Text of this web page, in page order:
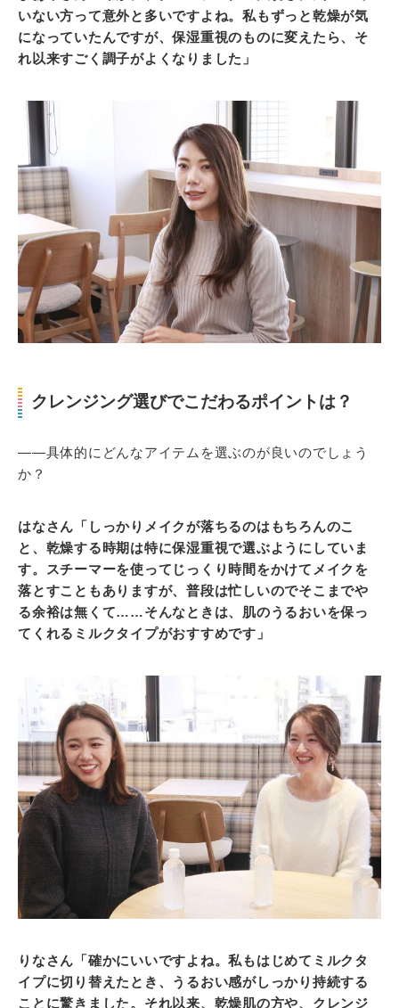
いない方って意外と多いですよね。私もずっと乾燥が気
になっていたんですが、保湿重視のものに変えたら、そ
れ以来すごく調子がよくなりました」
クレンジング選びでこだわるポイントは？
――具体的にどんなアイテムを選ぶのが良いのでしょう
か？
はなさん「しっかりメイクが落ちるのはもちろんのこ
と、乾燥する時期は特に保湿重視で選ぶようにしていま
す。スチーマーを使ってじっくり時間をかけてメイクを
落とすこともありますが、普段は忙しいのでそこまでや
る余裕は無くて……そんなときは、肌のうるおいを保っ
てくれるミルクタイプがおすすめです」
りなさん「確かにいいですよね。私もはじめてミルクタ
イプに切り替えたとき、うるおい感がしっかり持続する
ことに驚きました。それ以来、乾燥肌の方や、クレンジ